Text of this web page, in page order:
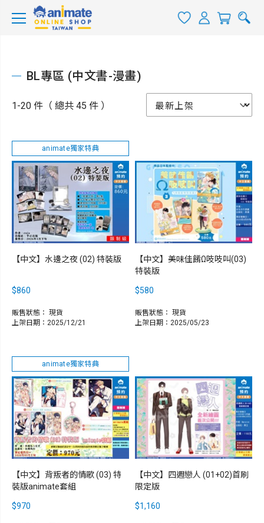
BL專區 (中文書-漫畫)
1-20 件（ 總共 45 件 ）
animate獨家特典
【中文】水邊之夜 (02) 特裝版
$860
販售狀態： 現貨
上架日期：2025/12/21
【中文】美味佳餚Ω吱吱叫(03)
特裝版
$580
販售狀態： 現貨
上架日期：2025/05/23
animate獨家特典
【中文】背叛者的情歌 (03) 特
裝版animate套組
$970
【中文】四週戀人 (01+02)首刷
限定版
$1,160